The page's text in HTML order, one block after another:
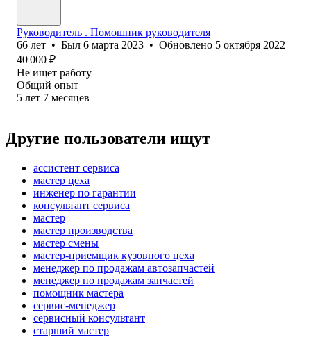
Руководитель . Помошник руководителя
66 лет • Был 6 марта 2023 • Обновлено 5 октября 2022
40 000 ₽
Не ищет работу
Общий опыт
5 лет 7 месяцев
Другие пользователи ищут
ассистент сервиса
мастер цеха
инженер по гарантии
консультант сервиса
мастер
мастер производства
мастер смены
мастер-приемщик кузовного цеха
менеджер по продажам автозапчастей
менеджер по продажам запчастей
помощник мастера
сервис-менеджер
сервисный консультант
старший мастер